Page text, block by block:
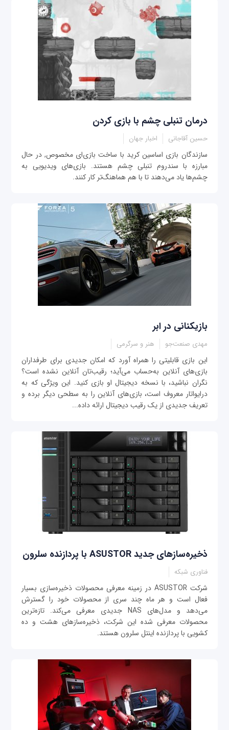
درمان تنبلی چشم با بازی کردن
حسین آقاجانی اخبار جهان
سازندگان بازی اساسین کرید با ساخت بازی‌ای مخصوص, در حال
مبارزه با سندروم تنبلی چشم هستند. بازی‌های ویدیویی به
چشم‌ها یاد می‌دهند تا با هم هماهنگ‌تر کار کنند.
بازیکنانی در ابر
مهدی صنعت‌جو هنر و سرگرمی
این بازی قابلیتی را همراه آورد که امکان جدیدی برای طرفداران
بازی‌های آنلاین به‌حساب می‌آید؛ رقیب‌تان آنلاین نشده است؟
نگران نباشید، با نسخه دیجیتال او بازی کنید. این ویژگی که به
درایواتار معروف است، بازی‌های آنلاین را به سطحی دیگر برده و
تعریف جدیدی از یک رقیب دیجیتال ارائه داده...
ذخیره‌سازهای جدید ASUSTOR با پردازنده سلرون
فناوری شبکه
شرکت ASUSTOR در زمینه معرفی محصولات ذخیره‌سازی بسیار
فعال است و هر ماه چند سری از محصولات خود را گسترش
می‌دهد و مدل‌های NAS جدیدی معرفی می‌کند. تازه‌ترین
محصولات معرفی شده این شرکت، ذخیره‌سازهای هشت و ده
کشویی با پردازنده اینتل سلرون هستند.